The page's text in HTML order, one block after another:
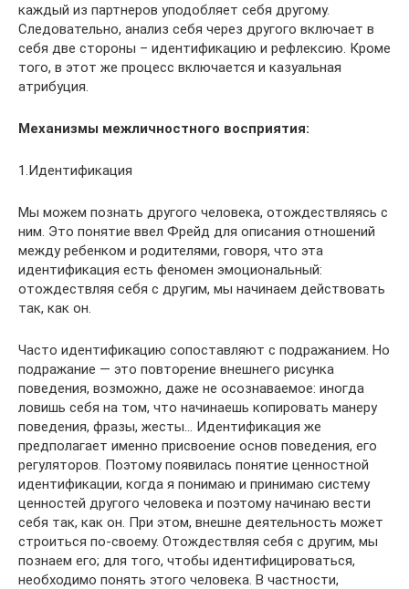
каждый из партнеров уподобляет себя другому.
Следовательно, анализ себя через другого включает в
себя две стороны – идентификацию и рефлексию. Кроме
того, в этот же процесс включается и казуальная
атрибуция.
Механизмы межличностного восприятия:
1.Идентификация
Мы можем познать другого человека, отождествляясь с
ним. Это понятие ввел Фрейд для описания отношений
между ребенком и родителями, говоря, что эта
идентификация есть феномен эмоциональный:
отождествляя себя с другим, мы начинаем действовать
так, как он.
Часто идентификацию сопоставляют с подражанием. Но
подражание — это повторение внешнего рисунка
поведения, возможно, даже не осознаваемое: иногда
ловишь себя на том, что начинаешь копировать манеру
поведения, фразы, жесты… Идентификация же
предполагает именно присвоение основ поведения, его
регуляторов. Поэтому появилась понятие ценностной
идентификации, когда я понимаю и принимаю систему
ценностей другого человека и поэтому начинаю вести
себя так, как он. При этом, внешне деятельность может
строиться по-своему. Отождествляя себя с другим, мы
познаем его; для того, чтобы идентифицироваться,
необходимо понять этого человека. В частности,